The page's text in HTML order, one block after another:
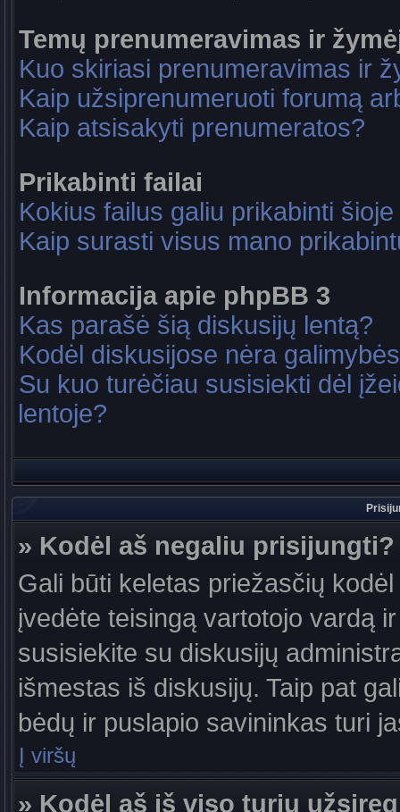
Temų prenumeravimas ir
Kuo skiriasi prenumeravimas ir
Kaip užsiprenumeruoti forumą
Kaip atsisakyti prenumeratos?
Prikabinti failai
Kokius failus galiu prikabinti
Kaip surasti visus mano
Informacija apie phpBB 3
Kas parašė šią diskusijų lentą?
Kodėl diskusijose nėra
Su kuo turėčiau susisiekti dėl
lentoje?
» Kodėl aš negaliu prisijungti?
Gali būti keletas priežasčių
įvedėte teisingą vartotojo vardą
susisiekite su diskusijų
išmestas iš diskusijų. Taip pat
bėdų ir puslapio savininkas turi
Į viršų
» Kodėl aš iš viso turiu